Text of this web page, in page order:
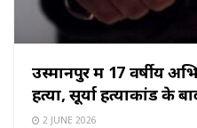
उस्मानपुर में 17 वर्षीय
हत्या, सूर्या हत्याकांड के
2 JUNE 2026